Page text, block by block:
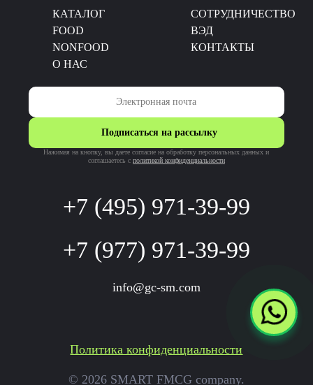
КАТАЛОГ
CОТРУДНИЧЕСТВО
FOOD
ВЭД
NONFOOD
КОНТАКТЫ
О НАС
+7 (495) 971-39-99
+7 (977) 971-39-99
info@gc-sm.com
Подписаться на рассылку
Нажимая на кнопку, вы даете согласие на обработку персональных данных и
соглашаетесь c политикой конфиденциальности
Политика конфиденциальности
© 2026 SMART FMCG company.